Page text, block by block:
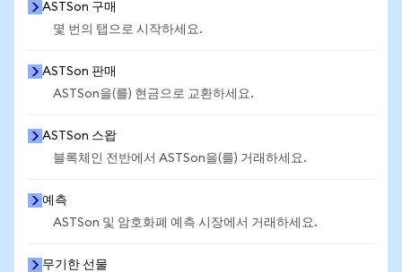
ASTSon 구매
몇 번의 탭으로 시작하세요.
ASTSon 판매
ASTSon을(를) 현금으로 교환하세요.
ASTSon 스왑
블록체인 전반에서 ASTSon을(를) 거래하세요.
예측
ASTSon 및 암호화폐 예측 시장에서 거래하세요.
무기한 선물